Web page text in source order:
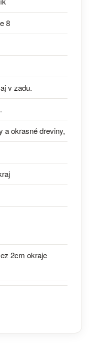
8
v zadu.
a okrasné dreviny,
2cm okraje